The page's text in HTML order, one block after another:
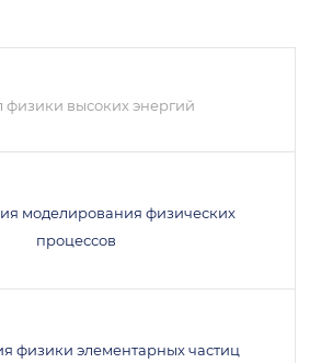
физики высоких энергий
моделирования физических
процессов
физики элементарных частиц